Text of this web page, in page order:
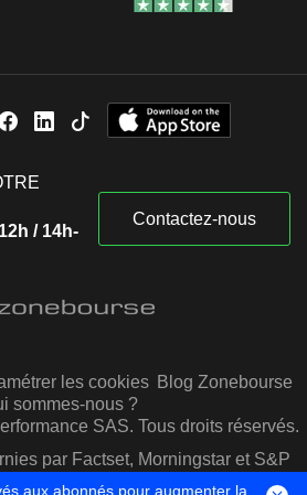
/ 14h-
Contactez-nous
les cookies Blog Zonebourse
sommes-nous ?
SAS. Tous droits réservés.
par Factset, Morningstar et S&P
Capital IQ
aux abonnés pour augmenter la